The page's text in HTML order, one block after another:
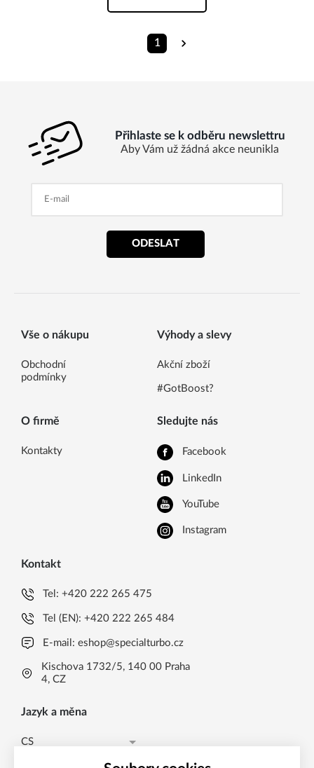
1
Přihlaste se k odběru newslettru
Aby Vám už žádná akce neunikla
ODESLAT
Vše o nákupu
Obchodní
podmínky
Výhody a slevy
Akční zboží
#GotBoost?
O firmě
Kontakty
Sledujte nás
Facebook
LinkedIn
YouTube
Instagram
Kontakt
Tel:+420 222 265 475
Tel (EN):+420 222 265 484
E-mail:eshop@specialturbo.cz
Kischova 1732/5, 140 00 Praha
4, CZ
Jazyk a měna
CS